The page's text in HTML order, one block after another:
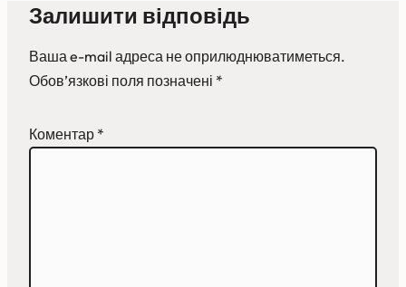
Залишити відповідь
Ваша e-mail адреса не оприлюднюватиметься.
Обов’язкові поля позначені *
Коментар *